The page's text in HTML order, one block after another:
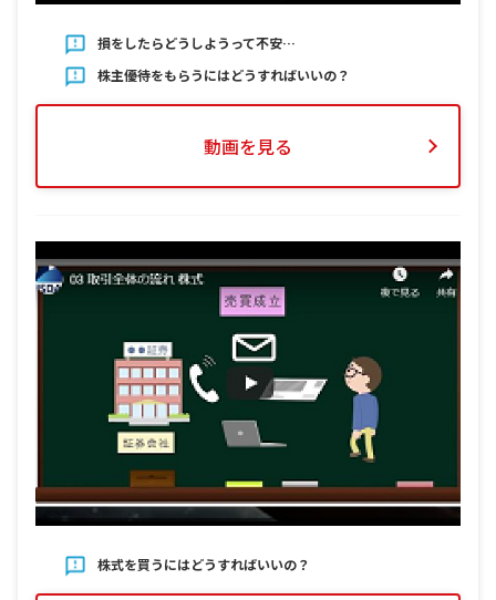
損をしたらどうしようって不安…
株主優待をもらうにはどうすればいいの？
動画を見る
株式を買うにはどうすればいいの？